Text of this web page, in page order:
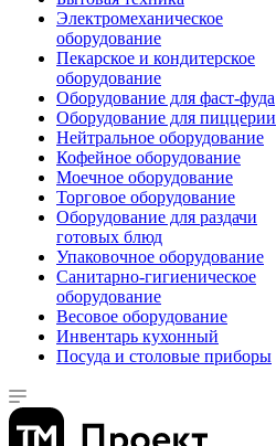
Электромеханическое
оборудование
Пекарское и кондитерское
оборудование
Оборудование для фаст-фуда
Оборудование для пиццерии
Нейтральное оборудование
Кофейное оборудование
Моечное оборудование
Торговое оборудование
Оборудование для раздачи
готовых блюд
Упаковочное оборудование
Санитарно-гигиеническое
оборудование
Весовое оборудование
Инвентарь кухонный
Посуда и столовые приборы